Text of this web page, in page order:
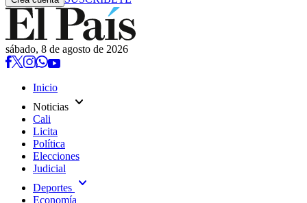
sábado, 8 de agosto de 2026
Inicio
Noticias expand_more
Cali
Licita
Política
Elecciones
Judicial
Deportes expand_more
Economía